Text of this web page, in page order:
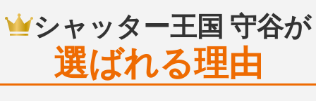
シャッター王国 守谷が
選ばれる理由